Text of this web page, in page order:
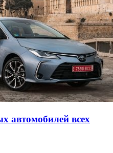
автомобилей всех